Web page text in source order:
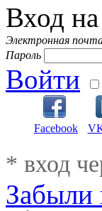
Вход
Электронная
Пароль
Войти
Facebook
* вход
Забыли